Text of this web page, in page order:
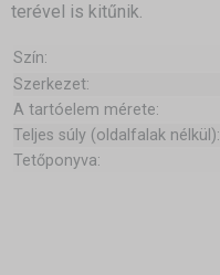
terével is kitűnik.
Szín:
Szerkezet:
A tartóelem mérete:
Teljes súly (oldalfalak nélkül):
Tetőponyva: